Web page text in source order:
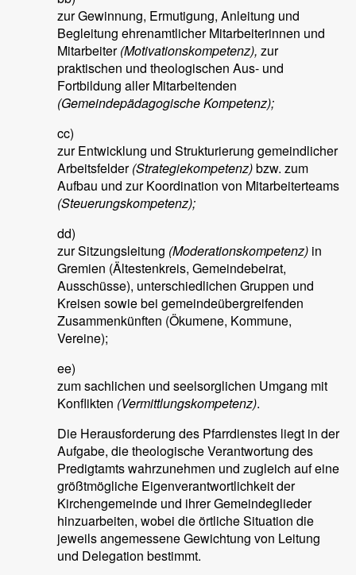
zur Gewinnung, Ermutigung, Anleitung und
Begleitung ehrenamtlicher Mitarbeiterinnen und
Mitarbeiter(Motivationskompetenz), zur
praktischen und theologischen Aus- und
Fortbildung aller Mitarbeitenden
(Gemeindepädagogische Kompetenz);
cc)
zur Entwicklung und Strukturierung gemeindlicher
Arbeitsfelder(Strategiekompetenz)bzw. zum
Aufbau und zur Koordination von Mitarbeiterteams
(Steuerungskompetenz);
dd)
zur Sitzungsleitung (Moderationskompetenz) in
Gremien (Ältestenkreis, Gemeindebeirat,
Ausschüsse), unterschiedlichen Gruppen und
Kreisen sowie bei gemeindeübergreifenden
Zusammenkünften (Ökumene, Kommune,
Vereine);
ee)
zum sachlichen und seelsorglichen Umgang mit
Konflikten (Vermittlungskompetenz).
Die Herausforderung des Pfarrdienstes liegt in der
Aufgabe, die theologische Verantwortung des
Predigtamts wahrzunehmen und zugleich auf eine
größtmögliche Eigenverantwortlichkeit der
Kirchengemeinde und ihrer Gemeindeglieder
hinzuarbeiten, wobei die örtliche Situation die
jeweils angemessene Gewichtung von Leitung
und Delegation bestimmt.